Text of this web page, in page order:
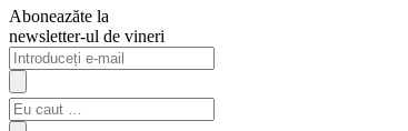
Aboneazăte la
newsletter-ul de vineri